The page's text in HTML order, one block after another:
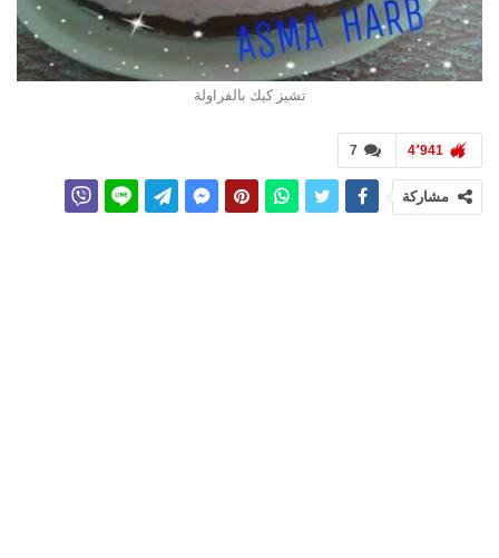
تشيز كيك بالفراولة
7 4٬941
مشاركة